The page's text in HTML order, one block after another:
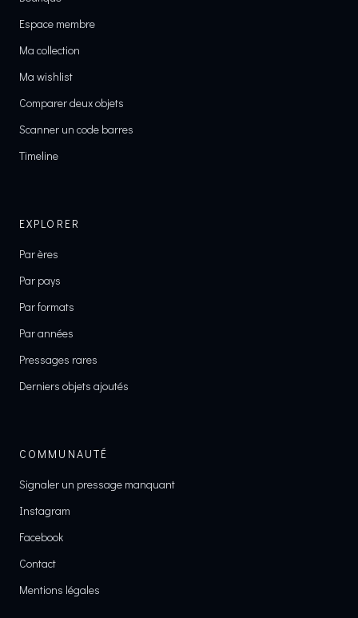
Espace membre
Ma collection
Ma wishlist
Comparer deux objets
Scanner un code barres
Timeline
EXPLORER
Par ères
Par pays
Par formats
Par années
Pressages rares
Derniers objets ajoutés
COMMUNAUTÉ
Signaler un pressage manquant
Instagram
Facebook
Contact
Mentions légales